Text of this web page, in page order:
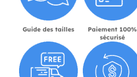
Guide des tailles
Paiement 100%
sécurisé